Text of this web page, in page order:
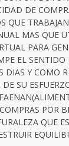
DE
QUE
MAS QUE
PARA
EL
DIAS Y COMO
SU
POR
QUE